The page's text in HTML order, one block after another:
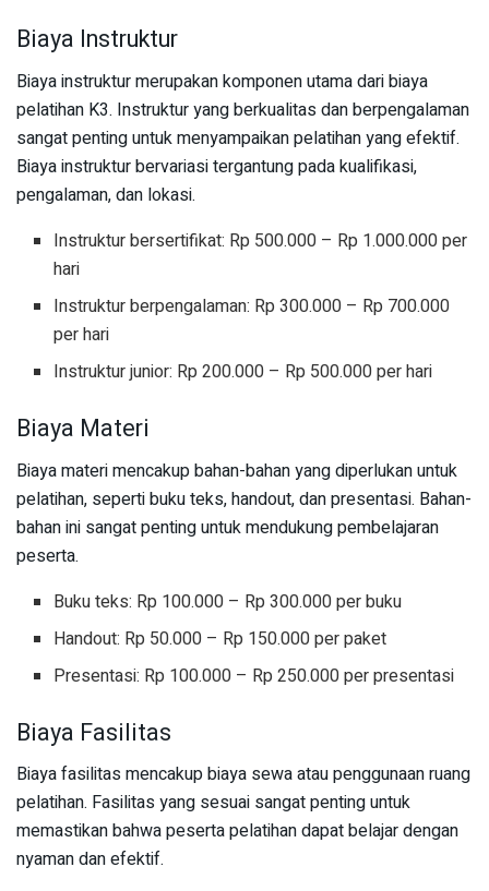
Biaya Instruktur
Biaya instruktur merupakan komponen utama dari biaya
pelatihan K3. Instruktur yang berkualitas dan berpengalaman
sangat penting untuk menyampaikan pelatihan yang efektif.
Biaya instruktur bervariasi tergantung pada kualifikasi,
pengalaman, dan lokasi.
Instruktur bersertifikat: Rp 500.000 – Rp 1.000.000 per
hari
Instruktur berpengalaman: Rp 300.000 – Rp 700.000
per hari
Instruktur junior: Rp 200.000 – Rp 500.000 per hari
Biaya Materi
Biaya materi mencakup bahan-bahan yang diperlukan untuk
pelatihan, seperti buku teks, handout, dan presentasi. Bahan-
bahan ini sangat penting untuk mendukung pembelajaran
peserta.
Buku teks: Rp 100.000 – Rp 300.000 per buku
Handout: Rp 50.000 – Rp 150.000 per paket
Presentasi: Rp 100.000 – Rp 250.000 per presentasi
Biaya Fasilitas
Biaya fasilitas mencakup biaya sewa atau penggunaan ruang
pelatihan. Fasilitas yang sesuai sangat penting untuk
memastikan bahwa peserta pelatihan dapat belajar dengan
nyaman dan efektif.